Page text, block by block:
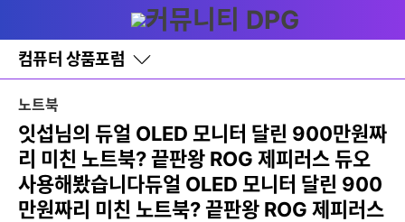
와
홈
컴퓨터 상품포럼
바
로
레
이
어
창
토
글
노트북
잇섭님의 듀얼 OLED 모니터 달린 900만원짜
리 미친 노트북? 끝판왕 ROG 제피러스 듀오
사용해봤습니다듀얼 OLED 모니터 달린 900
만원짜리 미친 노트북? 끝판왕 ROG 제피러스